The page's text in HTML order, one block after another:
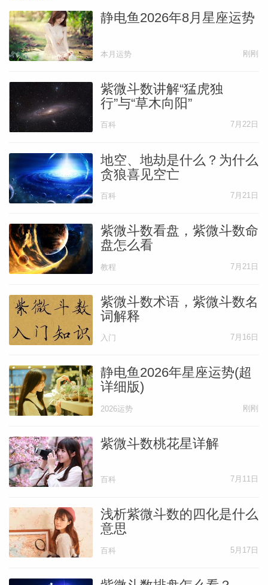
静电鱼2026年8月星座运势
本月运势 刚刚
紫微斗数讲解“猛虎独
行”与“草木向阳”
百科 7月22日
地空、地劫是什么？为什么
贪狼喜见空亡
百科 7月21日
紫微斗数看盘，紫微斗数命
盘怎么看
教程 7月21日
紫微斗数术语，紫微斗数名
词解释
入门 7月16日
静电鱼2026年星座运势(超
详细版)
2026运势 刚刚
紫微斗数桃花星详解
百科 7月11日
浅析紫微斗数的四化是什么
意思
百科 5月17日